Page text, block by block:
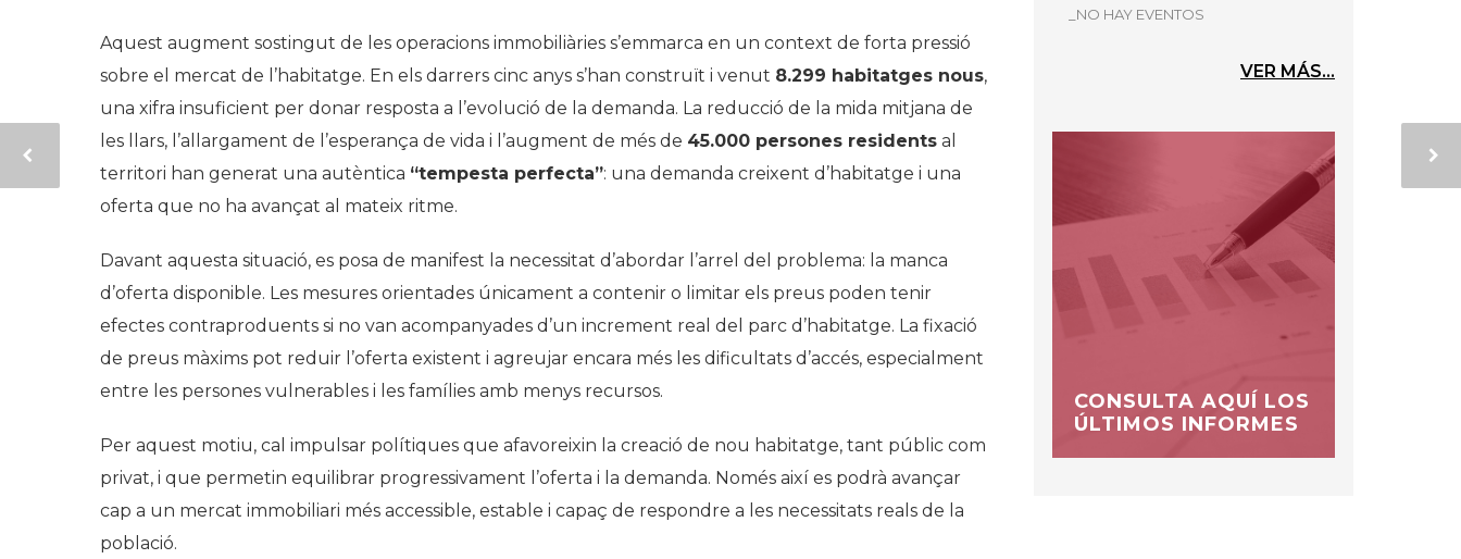
Aquest augment sostingut de les operacions immobiliàries s’emmarca en un context de forta pressió
sobre el mercat de l’habitatge. En els darrers cinc anys s’han construït i venut 8.299 habitatges nous,
una xifra insuficient per donar resposta a l’evolució de la demanda. La reducció de la mida mitjana de
les llars, l’allargament de l’esperança de vida i l’augment de més de 45.000 persones residents al
territori han generat una autèntica “tempesta perfecta”: una demanda creixent d’habitatge i una
oferta que no ha avançat al mateix ritme.
Davant aquesta situació, es posa de manifest la necessitat d’abordar l’arrel del problema: la manca
d’oferta disponible. Les mesures orientades únicament a contenir o limitar els preus poden tenir
efectes contraproduents si no van acompanyades d’un increment real del parc d’habitatge. La fixació
de preus màxims pot reduir l’oferta existent i agreujar encara més les dificultats d’accés, especialment
entre les persones vulnerables i les famílies amb menys recursos.
Per aquest motiu, cal impulsar polítiques que afavoreixin la creació de nou habitatge, tant públic com
privat, i que permetin equilibrar progressivament l’oferta i la demanda. Només així es podrà avançar
cap a un mercat immobiliari més accessible, estable i capaç de respondre a les necessitats reals de la
població.
_NO HAY EVENTOS
VER MÁS...
CONSULTA AQUÍ LOS
ÚLTIMOS INFORMES